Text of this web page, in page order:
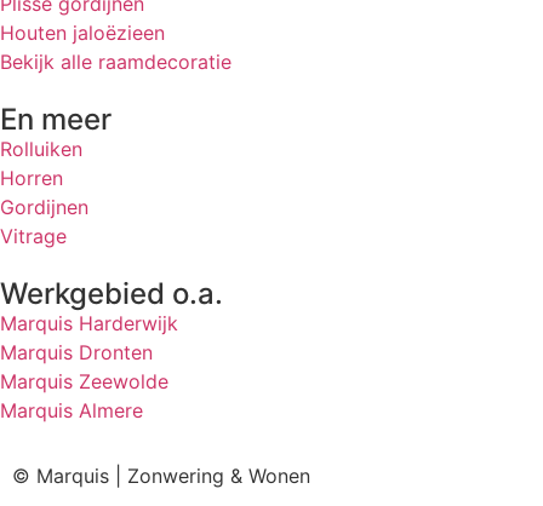
Houten jaloëzieen
Bekijk alle raamdecoratie
En meer
Rolluiken
Horren
Gordijnen
Vitrage
Werkgebied o.a.
Marquis Harderwijk
Marquis Dronten
Marquis Zeewolde
Marquis Almere
© Marquis | Zonwering & Wonen